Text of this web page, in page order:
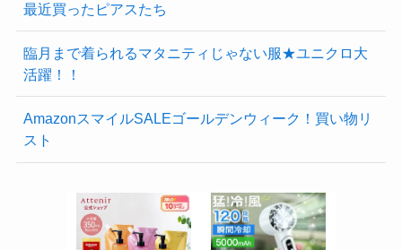
最近買ったピアスたち
臨月まで着られるマタニティじゃない服★ユニクロ大
活躍！！
AmazonスマイルSALEゴールデンウィーク！買い物リ
スト